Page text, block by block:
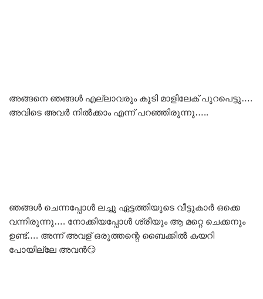
അങ്ങനെ ഞങ്ങൾ എല്ലാവരും കൂടി മാളിലേക് പുറപെട്ടു….
അവിടെ അവർ നിൽക്കാം എന്ന് പറഞ്ഞിരുന്നു…..
ഞങ്ങൾ ചെന്നപ്പോൾ ലച്ചു ഏട്ടത്തിയുടെ വീട്ടുകാർ ഒക്കെ
വന്നിരുന്നു…. നോക്കിയപ്പോൾ ശ്രീയും ആ മറ്റെ ചെക്കനും
ഉണ്ട്…. അന്ന് അവള് ഒരുത്തന്റെ ബൈക്കിൽ കയറി
പോയില്ലേ അവൻ😏